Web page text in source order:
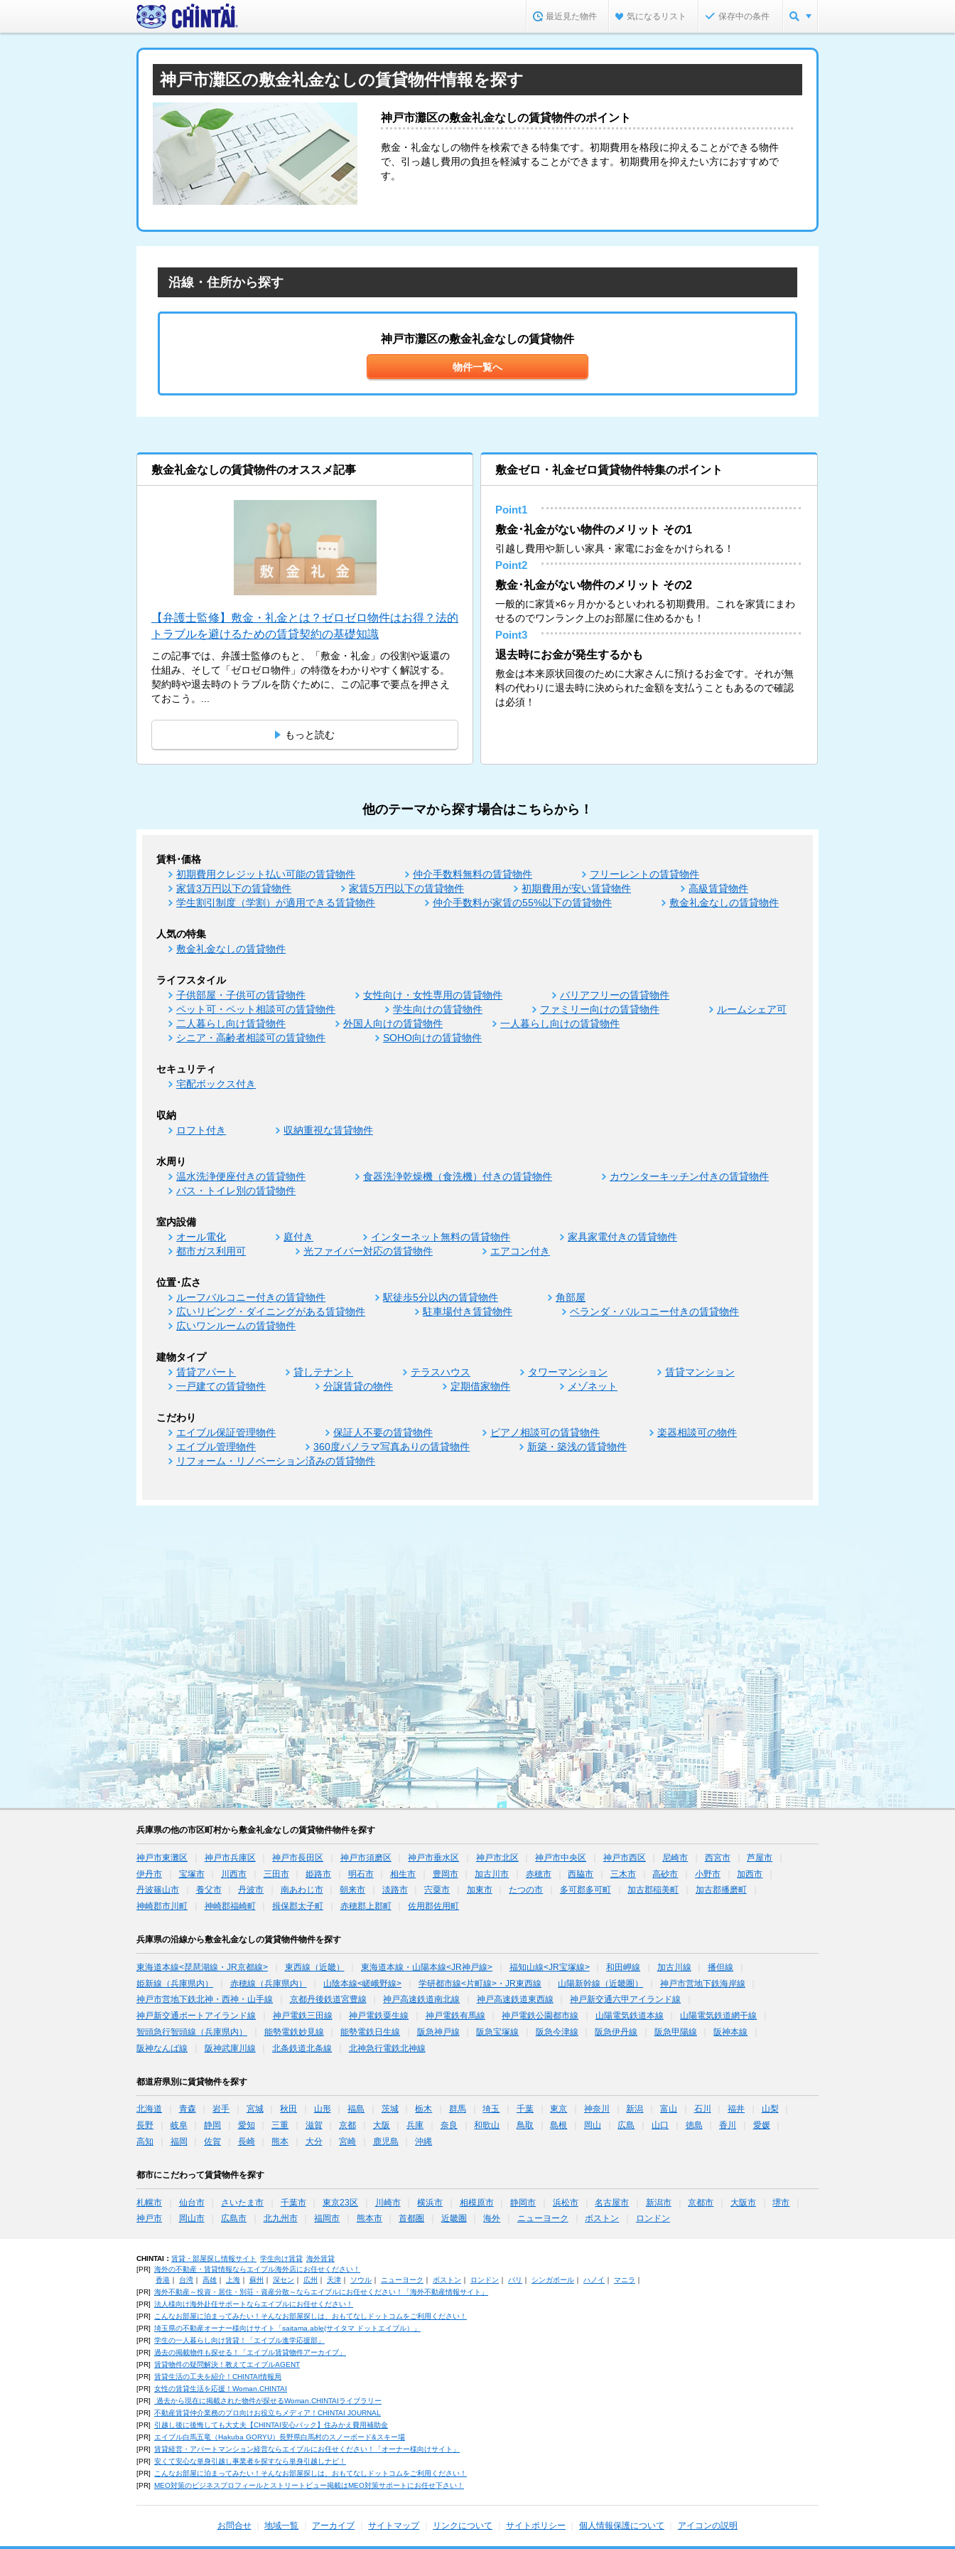
最近見た物件 気になるリスト 保存中の条件
神戸市灘区の敷金礼金なしの賃貸物件情報を探す
神戸市灘区の敷金礼金なしの賃貸物件のポイント
敷金・礼金なしの物件を検索できる特集です。初期費用を格段に抑えることができる物件
で、引っ越し費用の負担を軽減することができます。初期費用を抑えたい方におすすめで
す。
沿線・住所から探す
神戸市灘区の敷金礼金なしの賃貸物件
物件一覧へ
敷金礼金なしの賃貸物件のオススメ記事
【弁護士監修】敷金・礼金とは？ゼロゼロ物件はお得？法的
トラブルを避けるための賃貸契約の基礎知識
この記事では、弁護士監修のもと、「敷金・礼金」の役割や返還の
仕組み、そして「ゼロゼロ物件」の特徴をわかりやすく解説する。
契約時や退去時のトラブルを防ぐために、この記事で要点を押さえ
ておこう。...
もっと読む
敷金ゼロ・礼金ゼロ賃貸物件特集のポイント
Point1
敷金･礼金がない物件のメリット その1
引越し費用や新しい家具・家電にお金をかけられる！
Point2
敷金･礼金がない物件のメリット その2
一般的に家賃×6ヶ月かかるといわれる初期費用。これを家賃にまわ
せるのでワンランク上のお部屋に住めるかも！
Point3
退去時にお金が発生するかも
敷金は本来原状回復のために大家さんに預けるお金です。それが無
料の代わりに退去時に決められた金額を支払うこともあるので確認
は必須！
他のテーマから探す場合はこちらから！
賃料･価格
初期費用クレジット払い可能の賃貸物件 仲介手数料無料の賃貸物件
フリーレントの賃貸物件
家賃3万円以下の賃貸物件
家賃5万円以下の賃貸物件 初期費用が安い賃貸物件
高級賃貸物件
学生割引制度（学割）が適用できる賃貸物件
仲介手数料が家賃の55%以下の賃貸物件 敷金礼金なしの賃貸物件
人気の特集
敷金礼金なしの賃貸物件
ライフスタイル
子供部屋・子供可の賃貸物件 女性向け・女性専用の賃貸物件
バリアフリーの賃貸物件
ペット可・ペット相談可の賃貸物件
学生向けの賃貸物件 ファミリー向けの賃貸物件
ルームシェア可
二人暮らし向け賃貸物件
外国人向けの賃貸物件
一人暮らし向けの賃貸物件
シニア・高齢者相談可の賃貸物件
SOHO向けの賃貸物件
セキュリティ
宅配ボックス付き
収納
ロフト付き 収納重視な賃貸物件
水周り
温水洗浄便座付きの賃貸物件 食器洗浄乾燥機（食洗機）付きの賃貸物件
カウンターキッチン付きの賃貸物件
バス・トイレ別の賃貸物件
室内設備
オール電化 庭付き インターネット無料の賃貸物件
家具家電付きの賃貸物件
都市ガス利用可
光ファイバー対応の賃貸物件 エアコン付き
位置･広さ
ルーフバルコニー付きの賃貸物件 駅徒歩5分以内の賃貸物件
角部屋
広いリビング・ダイニングがある賃貸物件
駐車場付き賃貸物件
ベランダ・バルコニー付きの賃貸物件
広いワンルームの賃貸物件
建物タイプ
賃貸アパート 貸しテナント テラスハウス タワーマンション
賃貸マンション
一戸建ての賃貸物件
分譲賃貸の物件 定期借家物件 メゾネット
こだわり
エイブル保証管理物件 保証人不要の賃貸物件 ピアノ相談可の賃貸物件
楽器相談可の物件
エイブル管理物件
360度パノラマ写真ありの賃貸物件
新築・築浅の賃貸物件
リフォーム・リノベーション済みの賃貸物件
兵庫県の他の市区町村から敷金礼金なしの賃貸物件物件を探す
神戸市東灘区 神戸市兵庫区 神戸市長田区 神戸市須磨区 神戸市垂水区 神戸市北区 神戸市中央区 神戸市西区 尼崎市 西宮市
芦屋市
伊丹市
宝塚市 川西市 三田市 姫路市 明石市 相生市 豊岡市 加古川市 赤穂市 西脇市 三木市 高砂市 小野市
加西市
丹波篠山市
養父市 丹波市 南あわじ市 朝来市 淡路市 宍粟市 加東市 たつの市 多可郡多可町 加古郡稲美町
加古郡播磨町
神崎郡市川町
神崎郡福崎町 揖保郡太子町 赤穂郡上郡町 佐用郡佐用町
兵庫県の沿線から敷金礼金なしの賃貸物件物件を探す
東海道本線<琵琶湖線・JR京都線> 東西線（近畿） 東海道本線・山陽本線<JR神戸線> 福知山線<JR宝塚線> 和田岬線 加古川線
播但線
姫新線（兵庫県内）
赤穂線（兵庫県内） 山陰本線<嵯峨野線> 学研都市線<片町線>・JR東西線 山陽新幹線（近畿圏）
神戸市営地下鉄海岸線
神戸市営地下鉄北神・西神・山手線
京都丹後鉄道宮豊線 神戸高速鉄道南北線 神戸高速鉄道東西線
神戸新交通六甲アイランド線
神戸新交通ポートアイランド線
神戸電鉄三田線 神戸電鉄粟生線 神戸電鉄有馬線 神戸電鉄公園都市線 山陽電気鉄道本線
山陽電気鉄道網干線
智頭急行智頭線（兵庫県内）
能勢電鉄妙見線 能勢電鉄日生線 阪急神戸線 阪急宝塚線 阪急今津線 阪急伊丹線 阪急甲陽線
阪神本線
阪神なんば線
阪神武庫川線 北条鉄道北条線 北神急行電鉄北神線
都道府県別に賃貸物件を探す
北海道 青森 岩手 宮城 秋田 山形 福島 茨城 栃木 群馬 埼玉 千葉 東京 神奈川 新潟 富山 石川 福井
山梨
長野
岐阜 静岡 愛知 三重 滋賀 京都 大阪 兵庫 奈良 和歌山 鳥取 島根 岡山 広島 山口 徳島 香川
愛媛
高知
福岡 佐賀 長崎 熊本 大分 宮崎 鹿児島 沖縄
都市にこだわって賃貸物件を探す
札幌市 仙台市 さいたま市 千葉市 東京23区 川崎市 横浜市 相模原市 静岡市 浜松市 名古屋市 新潟市 京都市 大阪市
堺市
神戸市
岡山市 広島市 北九州市 福岡市 熊本市 首都圏 近畿圏 海外 ニューヨーク ボストン ロンドン
CHINTAI： 賃貸・部屋探し情報サイト 学生向け賃貸 海外賃貸
[PR] 海外の不動産・賃貸情報ならエイブル海外店にお任せください！
香港｜ 台湾｜ 高雄｜ 上海｜ 蘇州 深セン 広州 天津｜ ソウル｜ ニューヨーク ボストン ロンドン パリ シンガポール｜ ハノイ マニラ
[PR] 海外不動産～投資・居住・別荘・資産分散～ならエイブルにお任せください！「海外不動産情報サイト」
[PR] 法人様向け海外赴任サポートならエイブルにお任せください！
[PR]
こんなお部屋に泊まってみたい！そんなお部屋探しは、おもてなしドットコムをご利用ください！
[PR] 埼玉県の不動産オーナー様向けサイト「saitama.able(サイタマ ドットエイブル）」
[PR] 学生の一人暮らし向け賃貸！「エイブル進学応援部」
[PR] 過去の掲載物件も探せる！「エイブル賃貸物件アーカイブ」
[PR] 賃貸物件の疑問解決！教えてエイブルAGENT
[PR] 賃貸生活の工夫を紹介！CHINTAI情報局
[PR] 女性の賃貸生活を応援！Woman.CHINTAI
[PR]
過去から現在に掲載された物件が探せるWoman.CHINTAIライブラリー
[PR] 不動産賃貸仲介業務のプロ向けお役立ちメディア！CHINTAI JOURNAL
[PR]
引越し後に後悔しても大丈夫【CHINTAI安心パック】住みかえ費用補助金
[PR] エイブル白馬五竜（Hakuba GORYU）長野県白馬村のスノーボード&スキー場
[PR] 賃貸経営・アパートマンション経営ならエイブルにお任せください！「オーナー様向けサイト」
[PR] 安くて安心な単身引越し事業者を探すなら単身引越しナビ！
[PR]
こんなお部屋に泊まってみたい！そんなお部屋探しは、おもてなしドットコムをご利用ください！
[PR] MEO対策のビジネスプロフィールとストリートビュー掲載はMEO対策サポートにお任せ下さい！
お問合せ 地域一覧 アーカイブ サイトマップ リンクについて サイトポリシー 個人情報保護について アイコンの説明